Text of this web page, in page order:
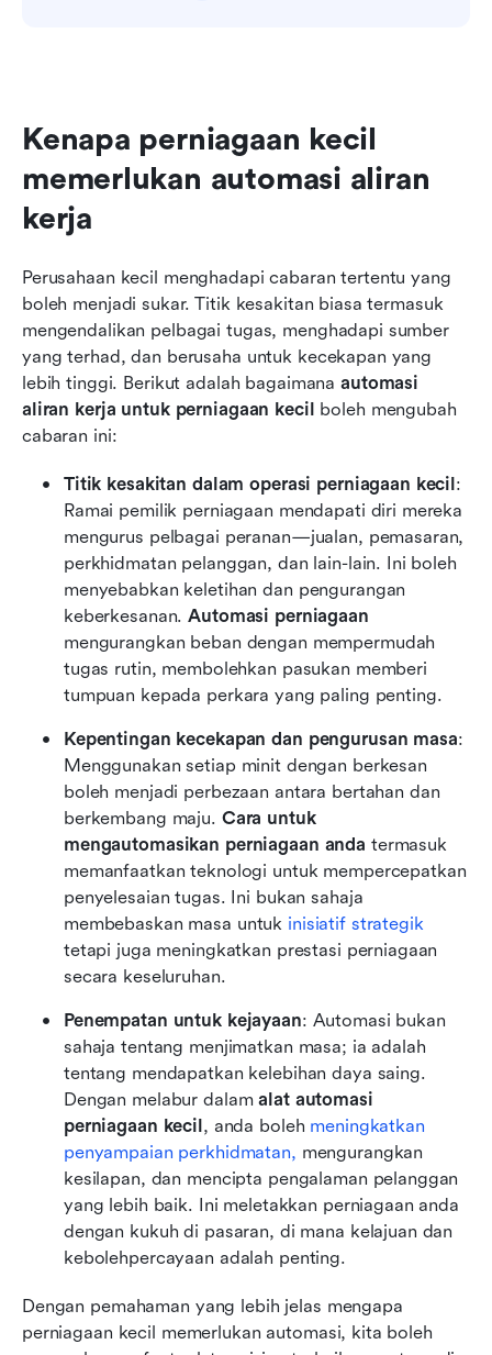
Kenapa perniagaan kecil
memerlukan automasi aliran
kerja
Perusahaan kecil menghadapi cabaran tertentu yang
boleh menjadi sukar. Titik kesakitan biasa termasuk
mengendalikan pelbagai tugas, menghadapi sumber
yang terhad, dan berusaha untuk kecekapan yang
lebih tinggi. Berikut adalah bagaimana automasi
aliran kerja untuk perniagaan kecil boleh mengubah
cabaran ini:
Titik kesakitan dalam operasi perniagaan kecil:
Ramai pemilik perniagaan mendapati diri mereka
mengurus pelbagai peranan—jualan, pemasaran,
perkhidmatan pelanggan, dan lain-lain. Ini boleh
menyebabkan keletihan dan pengurangan
keberkesanan. Automasi perniagaan
mengurangkan beban dengan mempermudah
tugas rutin, membolehkan pasukan memberi
tumpuan kepada perkara yang paling penting.
Kepentingan kecekapan dan pengurusan masa:
Menggunakan setiap minit dengan berkesan
boleh menjadi perbezaan antara bertahan dan
berkembang maju. Cara untuk
mengautomasikan perniagaan anda termasuk
memanfaatkan teknologi untuk mempercepatkan
penyelesaian tugas. Ini bukan sahaja
membebaskan masa untuk inisiatif strategik
tetapi juga meningkatkan prestasi perniagaan
secara keseluruhan.
Penempatan untuk kejayaan: Automasi bukan
sahaja tentang menjimatkan masa; ia adalah
tentang mendapatkan kelebihan daya saing.
Dengan melabur dalam alat automasi
perniagaan kecil, anda boleh meningkatkan
penyampaian perkhidmatan, mengurangkan
kesilapan, dan mencipta pengalaman pelanggan
yang lebih baik. Ini meletakkan perniagaan anda
dengan kukuh di pasaran, di mana kelajuan dan
kebolehpercayaan adalah penting.
Dengan pemahaman yang lebih jelas mengapa
perniagaan kecil memerlukan automasi, kita boleh